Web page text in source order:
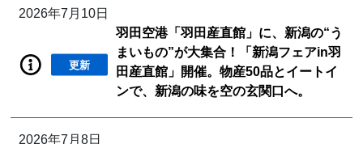
2026年7月10日
更新
羽田空港「羽田産直館」に、新潟の“う
まいもの”が大集合！「新潟フェアin羽
田産直館」開催。物産50品とイートイ
ンで、新潟の味を空の玄関口へ。
2026年7月8日